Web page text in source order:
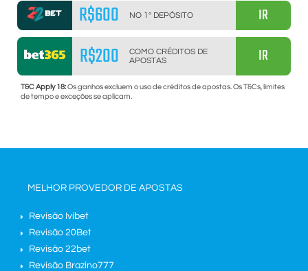
R$600 NO 1º DEPÓSITO IR
R$200
COMO CRÉDITOS DE
APOSTAS
IR
T&C Apply 18:Os ganhos excluem o uso de créditos de apostas. Os T&Cs, limites
de tempo e exceções se aplicam.
MELHOR PROVEDOR DE APOSTAS
Revisão Ivibet
Revisão 20Bet
Revisão 22bet
Revisão Brazino777